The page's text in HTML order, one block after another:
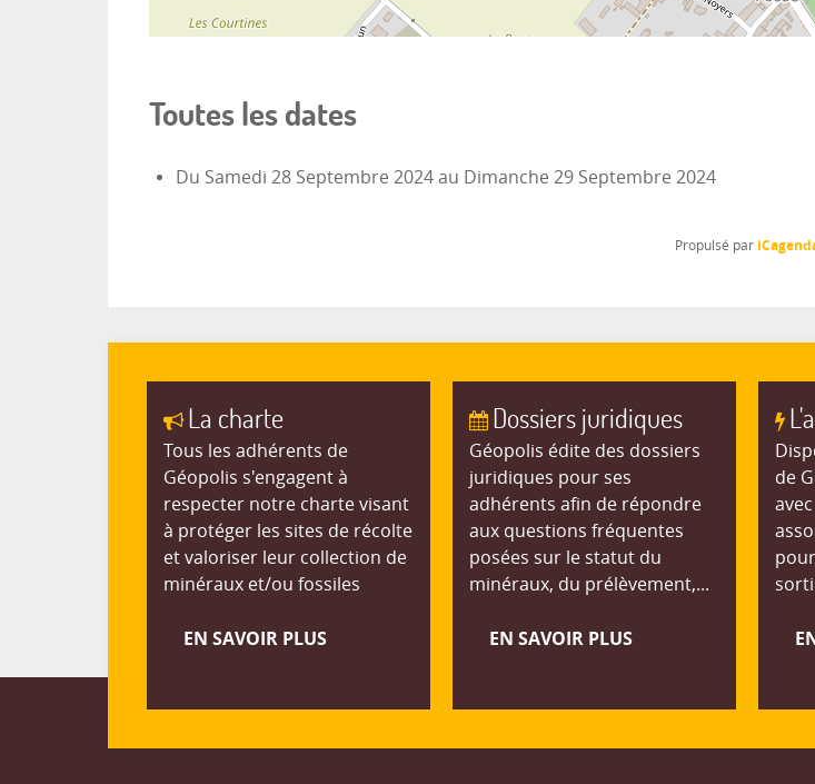
Toutes les dates
Du Samedi 28 Septembre 2024 au Dimanche 29 Septembre 2024
Propulsé par
La charte
Tous les adhérents de
Géopolis s'engagent à
respecter notre charte visant
à protéger les sites de récolte
et valoriser leur collection de
minéraux et/ou fossiles
EN SAVOIR PLUS
Dossiers juridiques
Géopolis édite des dossiers
juridiques pour ses
adhérents afin de répondre
aux questions fréquentes
posées sur le statut du
minéraux, du prélèvement,...
EN SAVOIR PLUS
de